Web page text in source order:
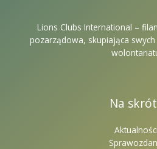
Lions Clubs International –
pozarządowa, skupiająca swych
Na
Aktualności